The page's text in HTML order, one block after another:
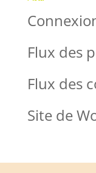
Flux des
Flux des
Site de